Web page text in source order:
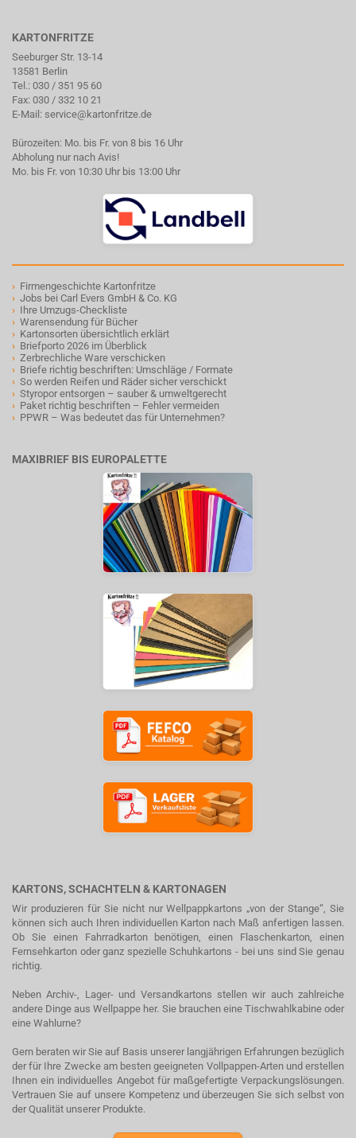
KARTONFRITZE
Seeburger Str. 13-14
13581 Berlin
Tel.: 030 / 351 95 60
Fax: 030 / 332 10 21
E-Mail: service@kartonfritze.de
Bürozeiten: Mo. bis Fr. von 8 bis 16 Uhr
Abholung nur nach Avis!
Mo. bis Fr. von 10:30 Uhr bis 13:00 Uhr
› Firmengeschichte Kartonfritze
› Jobs bei Carl Evers GmbH & Co. KG
› Ihre Umzugs-Checkliste
› Warensendung für Bücher
› Kartonsorten übersichtlich erklärt
› Briefporto 2026 im Überblick
› Zerbrechliche Ware verschicken
› Briefe richtig beschriften: Umschläge / Formate
› So werden Reifen und Räder sicher verschickt
› Styropor entsorgen – sauber & umweltgerecht
› Paket richtig beschriften – Fehler vermeiden
› PPWR – Was bedeutet das für Unternehmen?
MAXIBRIEF BIS EUROPALETTE
KARTONS, SCHACHTELN & KARTONAGEN
Wir produzieren für Sie nicht nur Wellpappkartons „von der Stange“, Sie
können sich auch Ihren individuellen Karton nach Maß anfertigen lassen.
Ob Sie einen Fahrradkarton benötigen, einen Flaschenkarton, einen
Fernsehkarton oder ganz spezielle Schuhkartons - bei uns sind Sie genau
richtig.
Neben Archiv-, Lager- und Versandkartons stellen wir auch zahlreiche
andere Dinge aus Wellpappe her. Sie brauchen eine Tischwahlkabine oder
eine Wahlurne?
Gern beraten wir Sie auf Basis unserer langjährigen Erfahrungen bezüglich
der für Ihre Zwecke am besten geeigneten Vollpappen-Arten und erstellen
Ihnen ein individuelles Angebot für maßgefertigte Verpackungslösungen.
Vertrauen Sie auf unsere Kompetenz und überzeugen Sie sich selbst von
der Qualität unserer Produkte.